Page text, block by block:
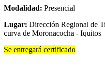
Modalidad: Presencial
Lugar: Dirección Regional de
curva de Moronacocha - Iquitos
Se entregará certificado